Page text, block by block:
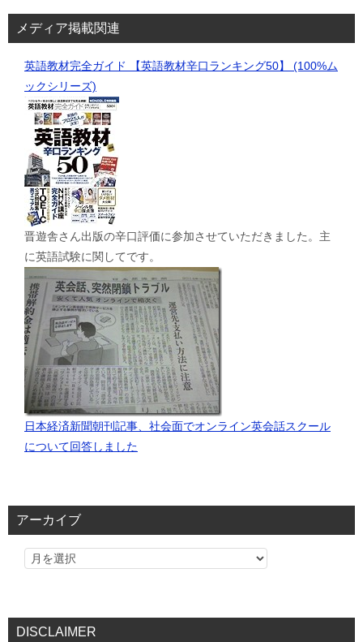
メディア掲載関連
英語教材完全ガイド 【英語教材辛口ランキング50】 (100%ム
ックシリーズ)
晋遊舎さん出版の辛口評価に参加させていただきました。主
に英語試験に関してです。
日本経済新聞朝刊記事、社会面でオンライン英会話スクール
について回答しました
アーカイブ
DISCLAIMER